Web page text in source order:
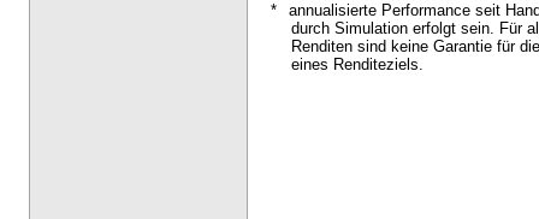
*
annualisierte Performance seit
durch Simulation erfolgt sein. Für
Renditen sind keine Garantie für
eines Renditeziels.